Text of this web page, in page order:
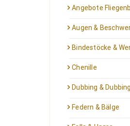
Angebote
Augen &
Bindestöcke &
Chenille
Dubbing &
Federn & Bälge